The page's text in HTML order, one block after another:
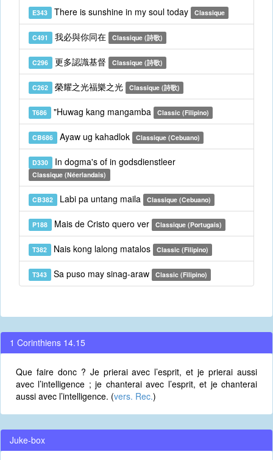
E343 There is sunshine in my soul today Classique
C491 我必與你同在 Classique (詩歌)
C296 更多認識基督 Classique (詩歌)
C262 榮耀之光福樂之光 Classique (詩歌)
T686 "Huwag kang mangamba Classic (Filipino)
CB686 Ayaw ug kahadlok Classique (Cebuano)
D330 In dogma's of in godsdienstleer
Classique (Néerlandais)
CB382 Labi pa untang maila Classique (Cebuano)
P188 Mais de Cristo quero ver Classique (Portugais)
T382 Nais kong lalong matalos Classic (Filipino)
T343 Sa puso may sinag-araw Classic (Filipino)
1 Corinthiens 14.15
Que faire donc ? Je prierai avec l’esprit, et je prierai aussi
avec l’intelligence ; je chanterai avec l’esprit, et je chanterai
aussi avec l’intelligence. (vers. Rec.)
Juke-box